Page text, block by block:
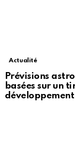
Actualité
Prévisions
basées sur un